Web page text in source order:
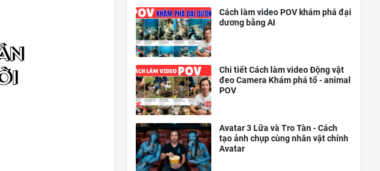
Cách làm video POV khám phá đại
dương bằng AI
Chi tiết Cách làm video Động vật
đeo Camera Khám phá tổ - animal
POV
Avatar 3 Lữa và Tro Tàn - Cách
tạo ảnh chụp cùng nhân vật chính
Avatar